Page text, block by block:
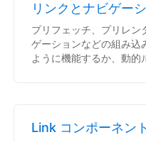
リンクとナビゲー
プリフェッチ、プリレン
ゲーションなどの組み込
ように機能するか、動的
Link コンポーネント